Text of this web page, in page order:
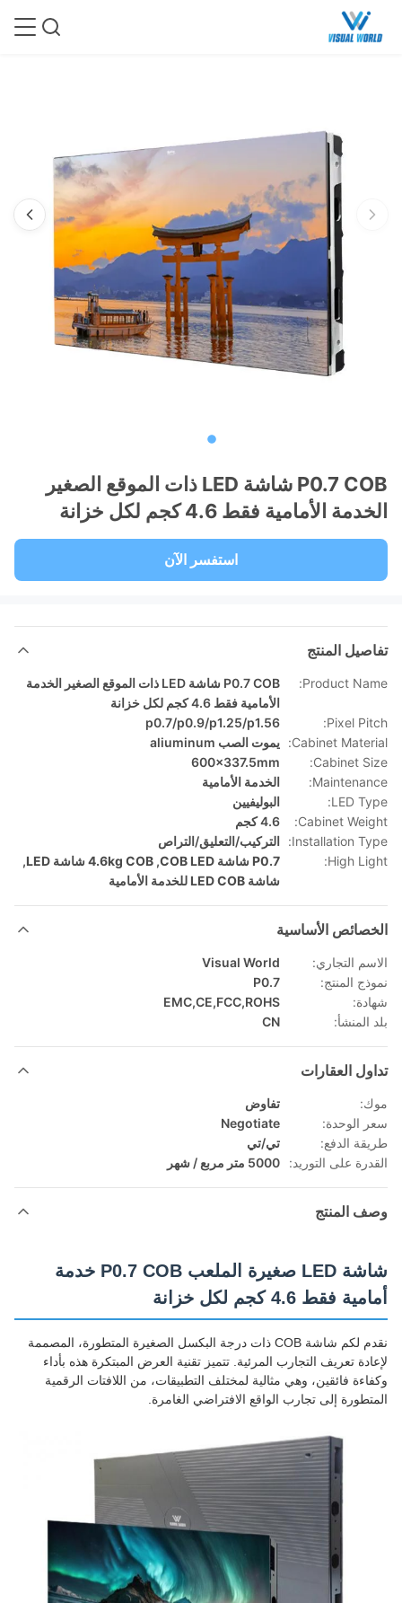
P0.7 COB شاشة LED ذات الموقع الصغير
الخدمة الأمامية فقط 4.6 كجم لكل خزانة
استفسر الآن
تفاصيل المنتج
Product Name:
P0.7 COB شاشة LED ذات الموقع الصغير الخدمة
الأمامية فقط 4.6 كجم لكل خزانة
Pixel Pitch:
p0.7/p0.9/p1.25/p1.56
Cabinet Material:
يموت الصب aliuminum
Cabinet Size:
600x337.5mm
Maintenance:
الخدمة الأمامية
LED Type:
البوليفيين
Cabinet Weight:
4.6 كجم
Installation Type:
التركيب/التعليق/التراص
High Light:
P0.7 شاشة COB LED , 4.6kg COB شاشة LED
,
شاشة LED COB للخدمة الأمامية
الخصائص الأساسية
الاسم التجاري:
Visual World
نموذج المنتج:
P0.7
شهادة:
EMC,CE,FCC,ROHS
بلد المنشأ:
CN
تداول العقارات
موك:
تفاوض
سعر الوحدة:
Negotiate
طريقة الدفع:
تي/تي
القدرة على التوريد:
5000 متر مربع / شهر
وصف المنتج
شاشة LED صغيرة الملعب P0.7 COB خدمة
أمامية فقط 4.6 كجم لكل خزانة
نقدم لكم شاشة COB ذات درجة البكسل الصغيرة المتطورة، المصممة
لإعادة تعريف التجارب المرئية. تتميز تقنية العرض المبتكرة هذه بأداء
وكفاءة فائقين، وهي مثالية لمختلف التطبيقات، من اللافتات الرقمية
المتطورة إلى تجارب الواقع الافتراضي الغامرة.